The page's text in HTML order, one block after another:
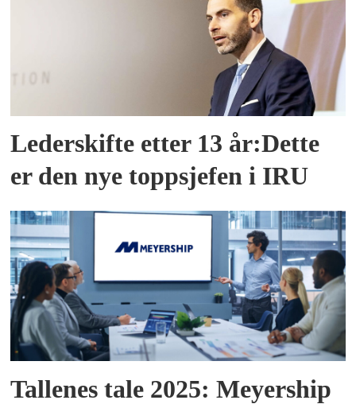
Lederskifte etter 13 år:Dette
er den nye toppsjefen i IRU
Tallenes tale 2025: Meyership